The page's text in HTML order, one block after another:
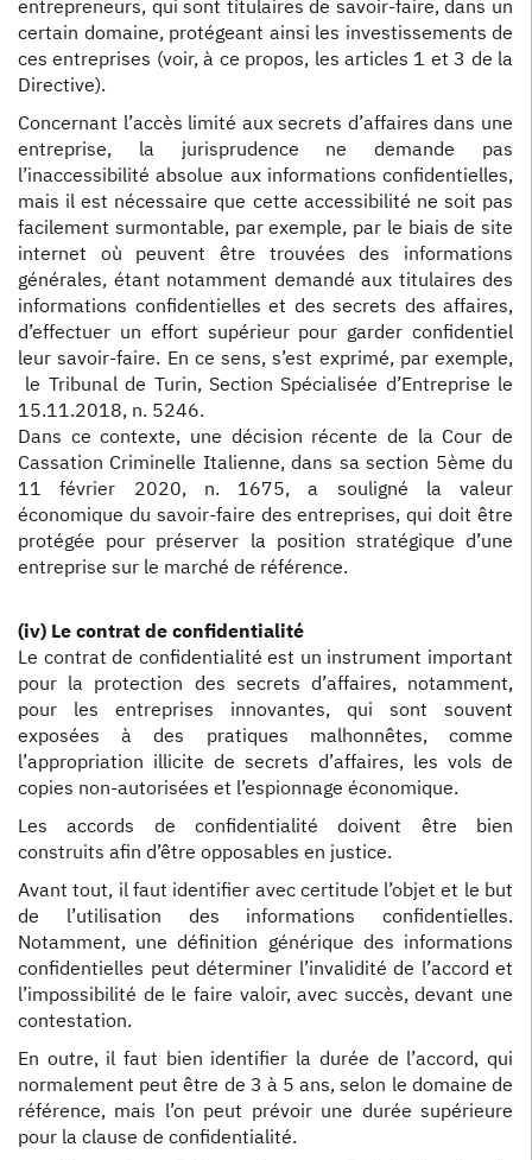
entrepreneurs, qui sont titulaires de savoir-faire, dans un
certain domaine, protégeant ainsi les investissements de
ces entreprises (voir, à ce propos, les articles 1 et 3 de la
Directive).
Concernant l’accès limité aux secrets d’affaires dans une
entreprise, la jurisprudence ne demande pas
l’inaccessibilité absolue aux informations confidentielles,
mais il est nécessaire que cette accessibilité ne soit pas
facilement surmontable, par exemple, par le biais de site
internet où peuvent être trouvées des informations
générales, étant notamment demandé aux titulaires des
informations confidentielles et des secrets des affaires,
d’effectuer un effort supérieur pour garder confidentiel
leur savoir-faire. En ce sens, s’est exprimé, par exemple,
le Tribunal de Turin, Section Spécialisée d’Entreprise le
15.11.2018, n. 5246.
Dans ce contexte, une décision récente de la Cour de
Cassation Criminelle Italienne, dans sa section 5ème du
11 février 2020, n. 1675, a souligné la valeur
économique du savoir-faire des entreprises, qui doit être
protégée pour préserver la position stratégique d’une
entreprise sur le marché de référence.
(iv) Le contrat de confidentialité
Le contrat de confidentialité est un instrument important
pour la protection des secrets d’affaires, notamment,
pour les entreprises innovantes, qui sont souvent
exposées à des pratiques malhonnêtes, comme
l’appropriation illicite de secrets d’affaires, les vols de
copies non-autorisées et l’espionnage économique.
Les accords de confidentialité doivent être bien
construits afin d’être opposables en justice.
Avant tout, il faut identifier avec certitude l’objet et le but
de l’utilisation des informations confidentielles.
Notamment, une définition générique des informations
confidentielles peut déterminer l’invalidité de l’accord et
l’impossibilité de le faire valoir, avec succès, devant une
contestation.
En outre, il faut bien identifier la durée de l’accord, qui
normalement peut être de 3 à 5 ans, selon le domaine de
référence, mais l’on peut prévoir une durée supérieure
pour la clause de confidentialité.